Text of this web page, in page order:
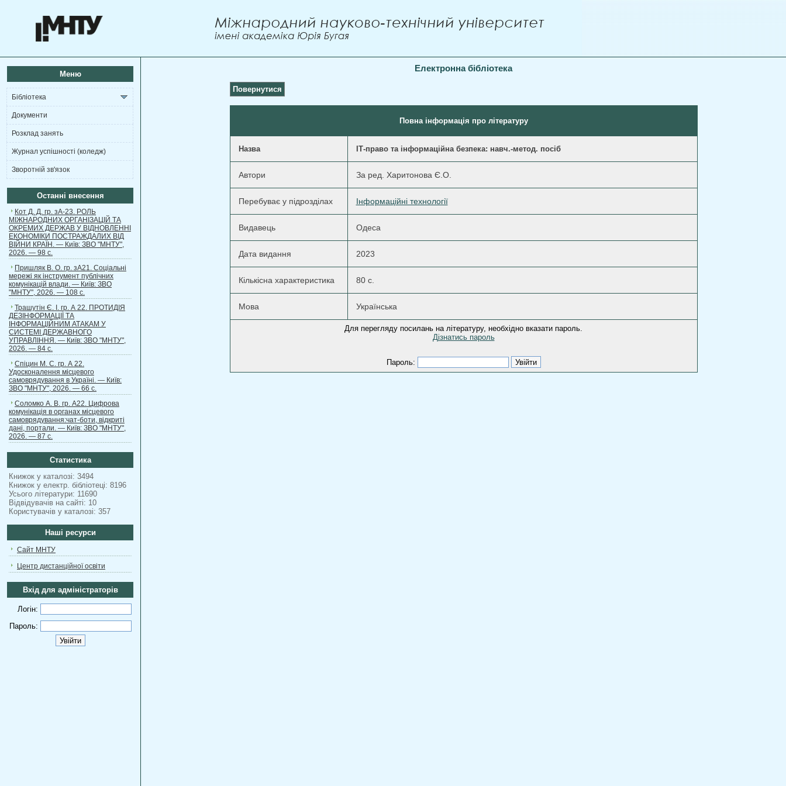
Меню
Бібліотека
Документи
Розклад занять
Журнал успішності (коледж)
Зворотній зв'язок
Останні внесення
Кот Д. Д. гр. зА-23. РОЛЬ
МІЖНАРОДНИХ ОРГАНІЗАЦІЙ ТА
ОКРЕМИХ ДЕРЖАВ У ВІДНОВЛЕННІ
ЕКОНОМІКИ ПОСТРАЖДАЛИХ ВІД
ВІЙНИ КРАЇН. — Київ: ЗВО "МНТУ",
2026. — 98 с.
Пришляк В. О. гр. зА21. Соціальні
мережі як інструмент публічних
комунікацій влади. — Київ: ЗВО
"МНТУ", 2026. — 108 с.
Трашутін Є. І. гр. А 22. ПРОТИДІЯ
ДЕЗІНФОРМАЦІЇ ТА
ІНФОРМАЦІЙНИМ АТАКАМ У
СИСТЕМІ ДЕРЖАВНОГО
УПРАВЛІННЯ. — Київ: ЗВО "МНТУ",
2026. — 84 с.
Спіцин М. С. гр. А 22.
Удосконалення місцевого
самоврядування в Україні. — Київ:
ЗВО "МНТУ", 2026. — 66 с.
Соломко А. В. гр. А22. Цифрова
комунікація в органах місцевого
самоврядування:чат-боти, відкриті
дані, портали. — Київ: ЗВО "МНТУ",
2026. — 87 с.
Статистика
Книжок у каталозі: 3494
Книжок у електр. бібліотеці: 8196
Усього літератури: 11690
Відвідувачів на сайті: 10
Користувачів у каталозі: 357
Наші ресурси
Сайт МНТУ
Центр дистанційної освіти
Вхід для адміністраторів
Логін:
Пароль:
Електронна бібліотека
Повернутися
Повна інформація про літературу
Назва ІТ-право та інформаційна безпека: навч.-метод. посіб
Автори За ред. Харитонова Є.О.
Перебуває у підрозділах Інформаційні технології
Видавець Одеса
Дата видання 2023
Кількісна характеристика 80 с.
Мова Українська
Для перегляду посилань на літературу, необхідно вказати пароль.
Дізнатись пароль
Пароль: